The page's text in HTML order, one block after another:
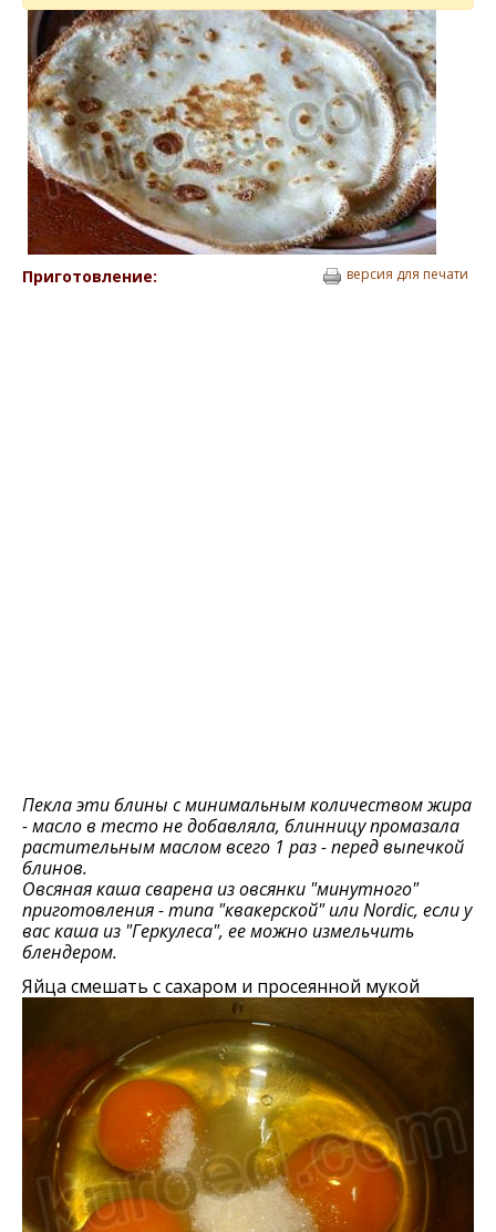
Приготовление: версия для печати
Пекла эти блины с минимальным количеством жира
- масло в тесто не добавляла, блинницу промазала
растительным маслом всего 1 раз - перед выпечкой
блинов.
Овсяная каша сварена из овсянки "минутного"
приготовления - типа "квакерской" или Nordic, если у
вас каша из "Геркулеса", ее можно измельчить
блендером.
Яйца смешать с сахаром и просеянной мукой